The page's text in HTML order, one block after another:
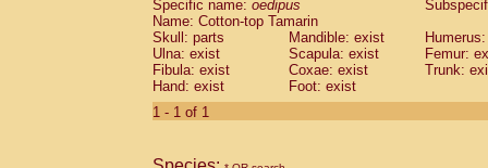
CebidaeSaguinus mystax
Cebidae Saguinus nigricollis (0)
Cebidae Saguinus oedipus
Cebidae Saguinus weddelli
Cebidae Saguinusspp.
Cebidae
Specific name: oedipus
Name: Cotton-top Tamarin
Skull: parts
Mandible: exist
Ulna: exist
Scapula: exist
Femur:
Fibula: exist
Coxae: exist
Trunk:
Hand: exist
Foot: exist
1 - 1 of 1